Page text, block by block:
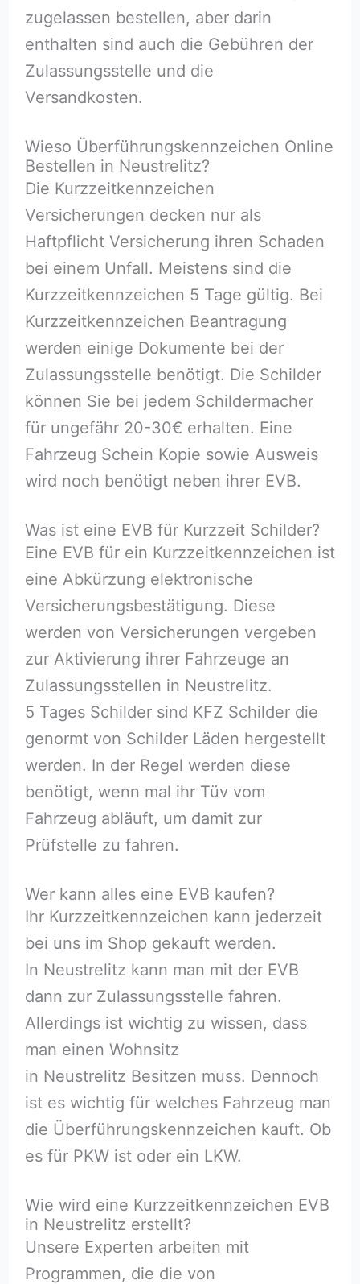
zugelassen bestellen, aber darin
enthalten sind auch die Gebühren der
Zulassungsstelle und die
Versandkosten.
Wieso Überführungskennzeichen Online
Bestellen in Neustrelitz?
Die Kurzzeitkennzeichen
Versicherungen decken nur als
Haftpflicht Versicherung ihren Schaden
bei einem Unfall. Meistens sind die
Kurzzeitkennzeichen 5 Tage gültig. Bei
Kurzzeitkennzeichen Beantragung
werden einige Dokumente bei der
Zulassungsstelle benötigt. Die Schilder
können Sie bei jedem Schildermacher
für ungefähr 20-30€ erhalten. Eine
Fahrzeug Schein Kopie sowie Ausweis
wird noch benötigt neben ihrer EVB.
Was ist eine EVB für Kurzzeit Schilder?
Eine EVB für ein Kurzzeitkennzeichen ist
eine Abkürzung elektronische
Versicherungsbestätigung. Diese
werden von Versicherungen vergeben
zur Aktivierung ihrer Fahrzeuge an
Zulassungsstellen in Neustrelitz.
5 Tages Schilder sind KFZ Schilder die
genormt von Schilder Läden hergestellt
werden. In der Regel werden diese
benötigt, wenn mal ihr Tüv vom
Fahrzeug abläuft, um damit zur
Prüfstelle zu fahren.
Wer kann alles eine EVB kaufen?
Ihr Kurzzeitkennzeichen kann jederzeit
bei uns im Shop gekauft werden.
In Neustrelitz kann man mit der EVB
dann zur Zulassungsstelle fahren.
Allerdings ist wichtig zu wissen, dass
man einen Wohnsitz
in Neustrelitz Besitzen muss. Dennoch
ist es wichtig für welches Fahrzeug man
die Überführungskennzeichen kauft. Ob
es für PKW ist oder ein LKW.
Wie wird eine Kurzzeitkennzeichen EVB
in Neustrelitz erstellt?
Unsere Experten arbeiten mit
Programmen, die die von